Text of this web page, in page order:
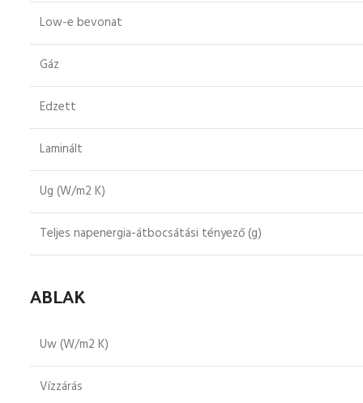
Low-e bevonat
Gáz
Edzett
Laminált
Ug (W/m2 K)
Teljes napenergia-átbocsátási tényező (g)
ABLAK
Uw (W/m2 K)
Vízzárás